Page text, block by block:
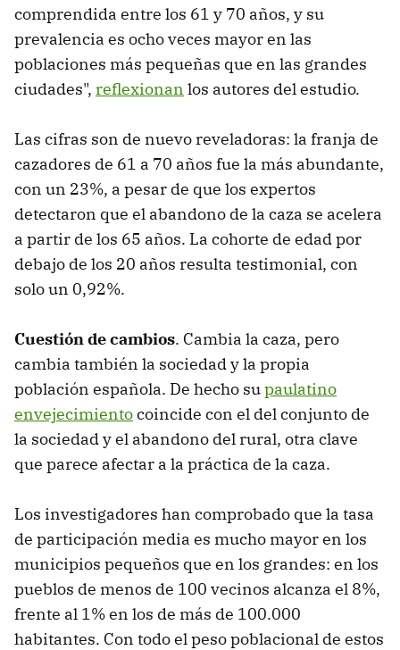
comprendida entre los 61 y 70 años, y su
prevalencia es ocho veces mayor en las
poblaciones más pequeñas que en las grandes
ciudades", reflexionan los autores del estudio.
Las cifras son de nuevo reveladoras: la franja de
cazadores de 61 a 70 años fue la más abundante,
con un 23%, a pesar de que los expertos
detectaron que el abandono de la caza se acelera
a partir de los 65 años. La cohorte de edad por
debajo de los 20 años resulta testimonial, con
solo un 0,92%.
Cuestión de cambios. Cambia la caza, pero
cambia también la sociedad y la propia
población española. De hecho supaulatino
envejecimientocoincide con el del conjunto de
la sociedad y el abandono del rural, otra clave
que parece afectar a la práctica de la caza.
Los investigadores han comprobado que la tasa
de participación media es mucho mayor en los
municipios pequeños que en los grandes: en los
pueblos de menos de 100 vecinos alcanza el 8%,
frente al 1% en los de más de 100.000
habitantes. Con todo el peso poblacional de estos